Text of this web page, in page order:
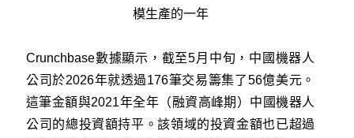
模生產的一年
Crunchbase數據顯示，截至5月中旬，中國機器人
公司於2026年就透過176筆交易籌集了56億美元。
這筆金額與2021年全年（融資高峰期）中國機器人
公司的總投資額持平。該領域的投資金額也已超過